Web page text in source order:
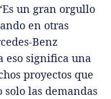
un gran orgullo
en otras
Benz
eso significa una
proyectos que
las demandas